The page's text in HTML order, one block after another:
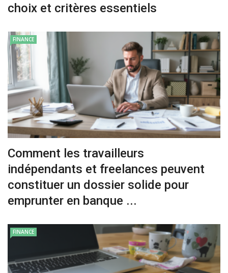
choix et critères essentiels
FINANCE
Comment les travailleurs
indépendants et freelances peuvent
constituer un dossier solide pour
emprunter en banque ...
FINANCE